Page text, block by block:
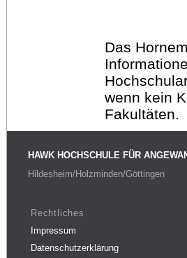
Das
wenn kein
Fakultäten.
HAWK HOCHSCHULE FÜR
Hildesheim/Holzminden/Göttingen
Rechtliches
Impressum
Datenschutzerklärung